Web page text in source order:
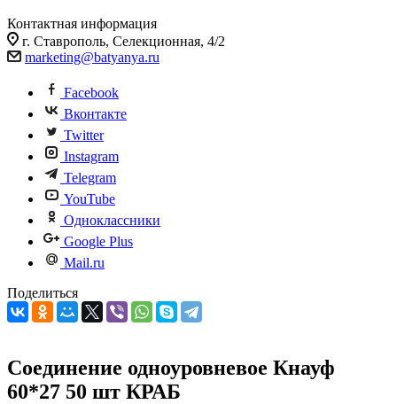
Контактная информация
г. Ставрополь, Селекционная, 4/2
marketing@batyanya.ru
Facebook
Вконтакте
Twitter
Instagram
Telegram
YouTube
Одноклассники
Google Plus
Mail.ru
Поделиться
Соединение одноуровневое Кнауф
60*27 50 шт КРАБ